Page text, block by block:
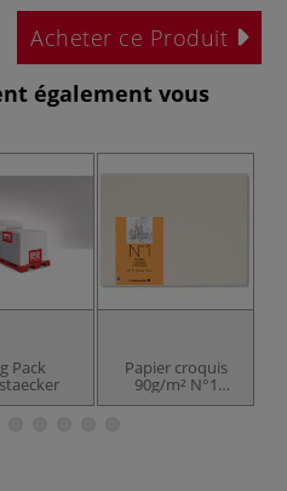
Acheter ce Produit
également vous
Pack Papier croquis
90g/m² N°1
Gerstaecker